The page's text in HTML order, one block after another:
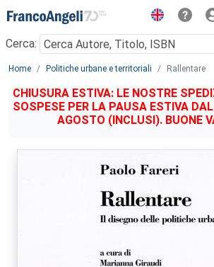
Menu
Cerca:
Main content
Home Politiche urbane e territoriali Rallentare
CHIUSURA ESTIVA: LE NOSTRE
SOSPESE PER LA PAUSA ESTIVA
AGOSTO (INCLUSI). BUONE